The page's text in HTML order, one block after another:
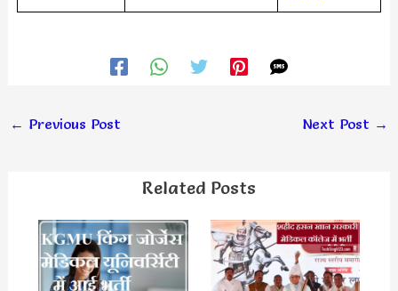
← Previous Post Next Post →
Related Posts